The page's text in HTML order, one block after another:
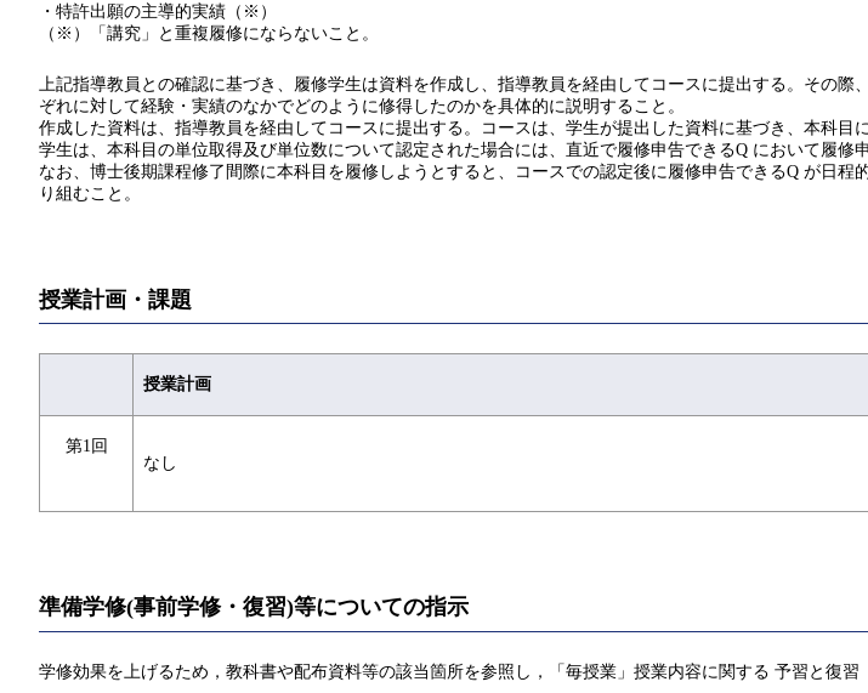
・特許出願の主導的実績（※）
（※）「講究」と重複履修にならないこと。
上記指導教員との確認に基づき、履修学生は資料を作成し、指導教員を経由してコースに提出する。その
ぞれに対して経験・実績のなかでどのように修得したのかを具体的に説明すること。
作成した資料は、指導教員を経由してコースに提出する。コースは、学生が提出した資料に基づき、本科目
学生は、本科目の単位取得及び単位数について認定された場合には、直近で履修申告できるQ において履修
なお、博士後期課程修了間際に本科目を履修しようとすると、コースでの認定後に履修申告できるQ が日
り組むこと。
授業計画・課題
授業計画
第1回
なし
準備学修(事前学修・復習)等についての指示
学修効果を上げるため，教科書や配布資料等の該当箇所を参照し，「毎授業」授業内容に関する 予習と復